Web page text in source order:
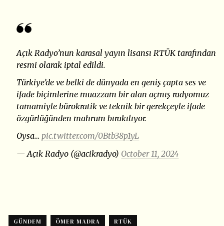
Açık Radyo’nun karasal yayın lisansı RTÜK tarafından
resmi olarak iptal edildi.
Türkiye’de ve belki de dünyada en geniş çapta ses ve
ifade biçimlerine muazzam bir alan açmış radyomuz
tamamiyle bürokratik ve teknik bir gerekçeyle ifade
özgürlüğünden mahrum bırakılıyor.
Oysa…pic.twitter.com/0Btb38p1yL
— Açık Radyo (@acikradyo) October 11, 2024
GÜNDEM ÖMER MADRA RTÜK